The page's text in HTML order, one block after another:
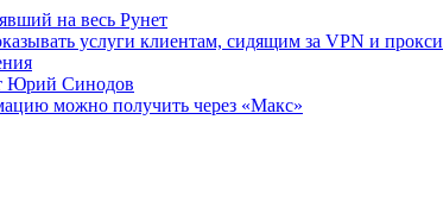
на весь Рунет
услуги клиентам, сидящим за VPN и прокси
Юрий Синодов
можно получить через «Макс»